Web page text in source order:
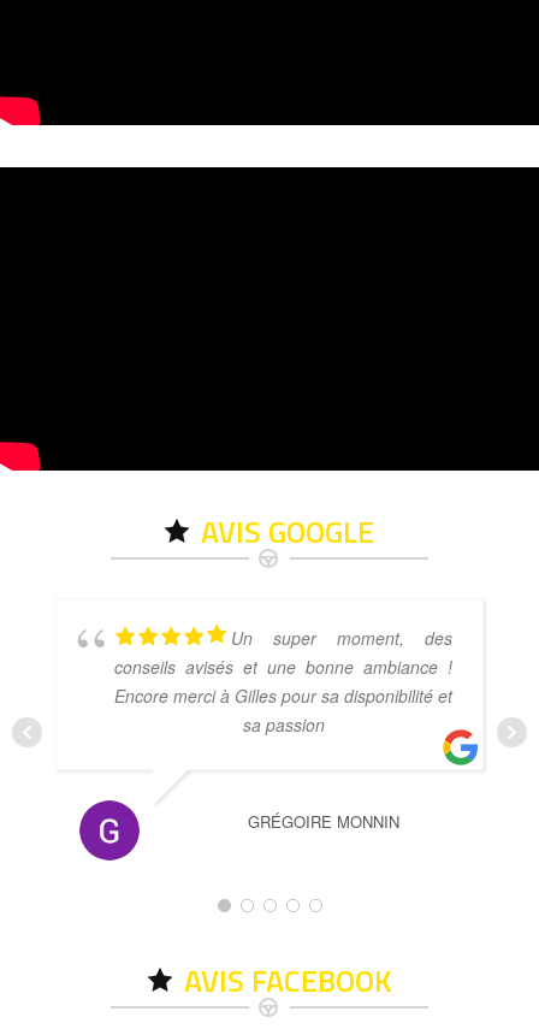
AVIS GOOGLE
Un super moment, des
conseils avisés et une bonne ambiance !
Encore merci à Gilles pour sa disponibilité et
sa passion
GRÉGOIRE MONNIN
AVIS FACEBOOK